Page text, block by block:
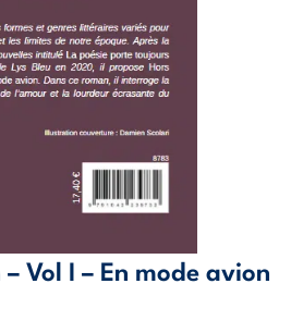
Vol I – En mode avion